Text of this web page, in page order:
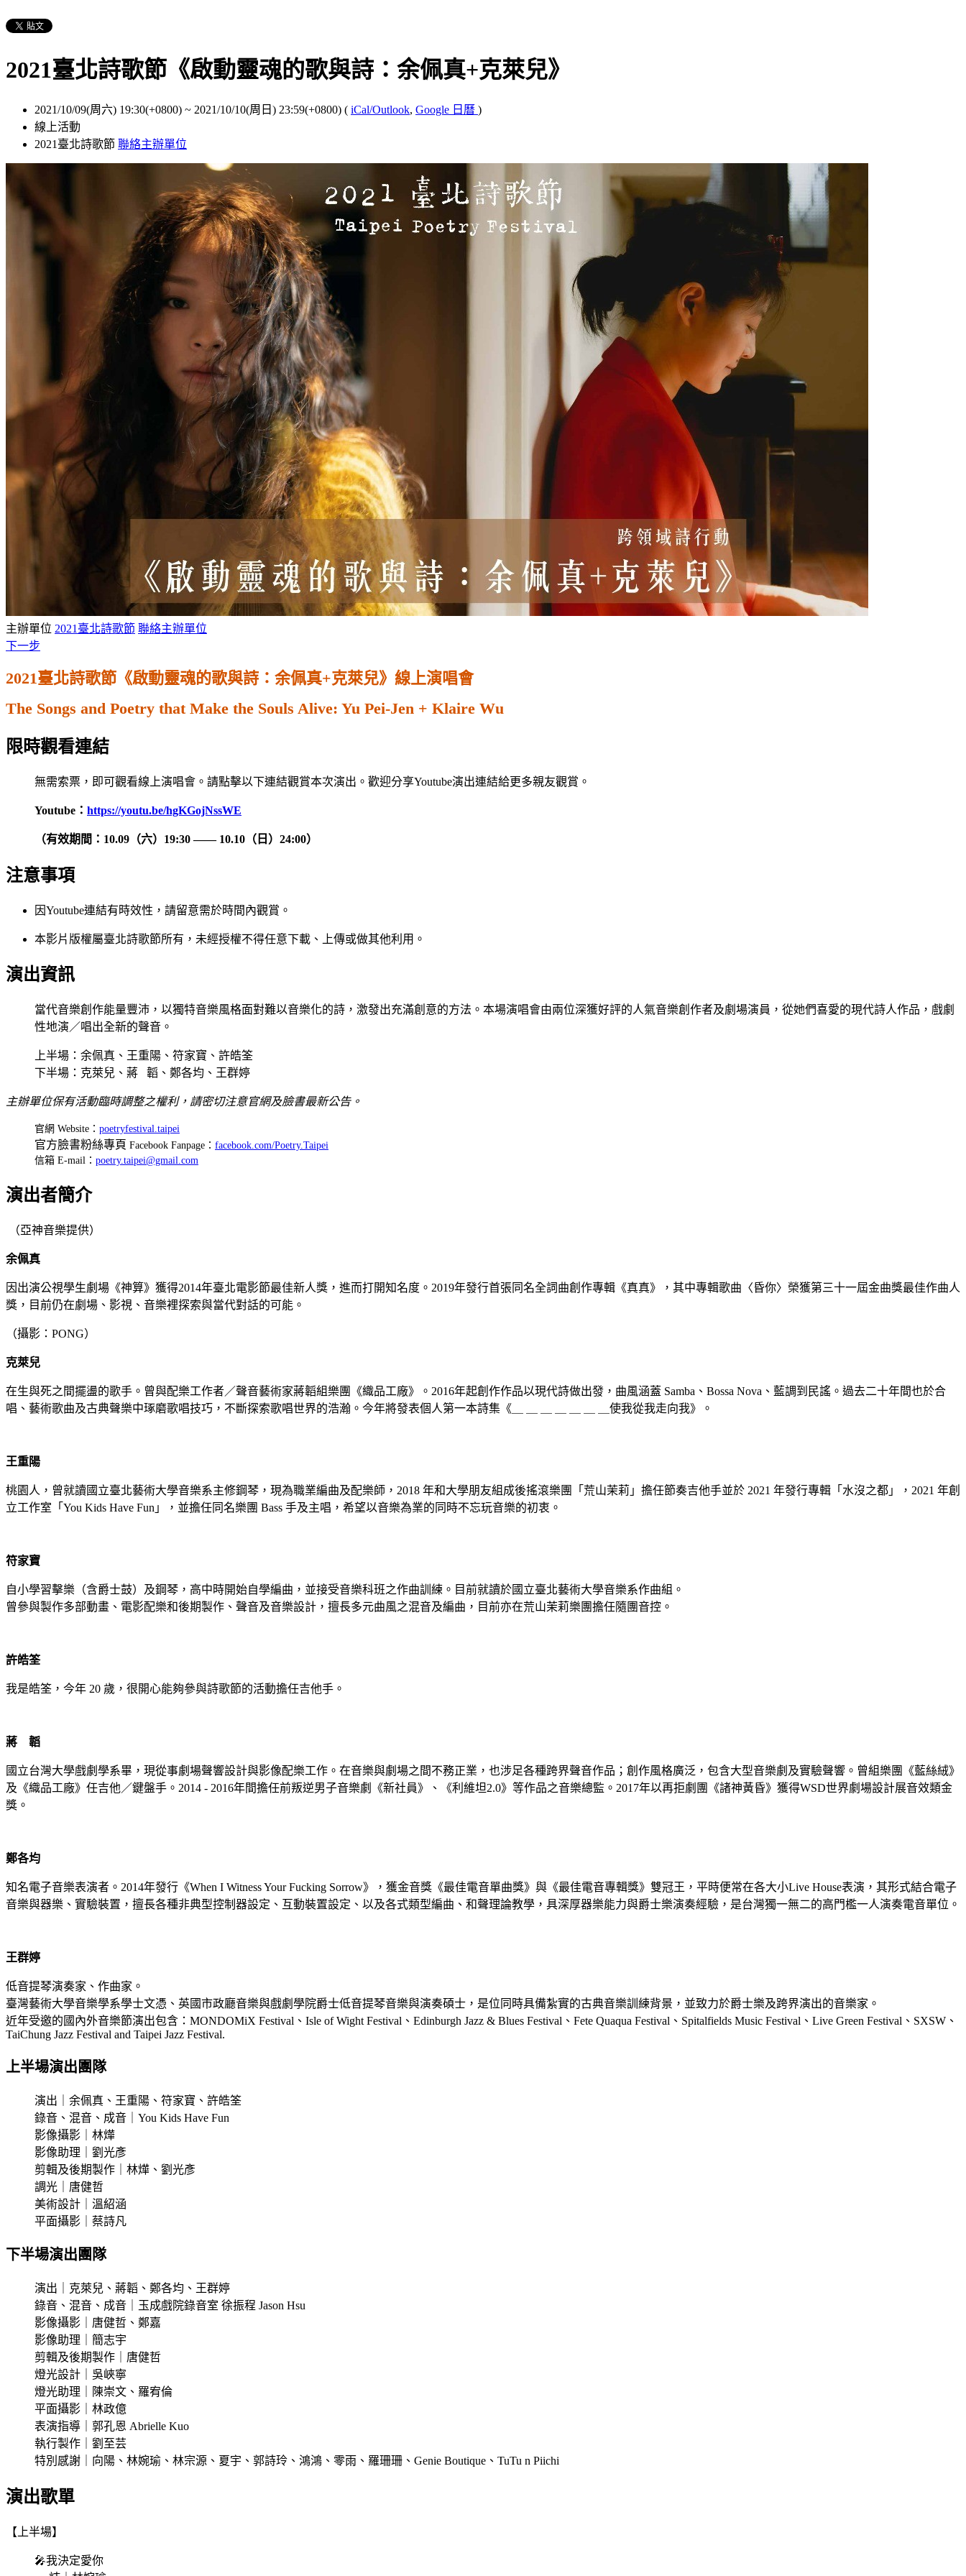
2021臺北詩歌節《啟動靈魂的歌與詩：余佩真+克萊兒》
2021/10/09(周六) 19:30(+0800) ~ 2021/10/10(周日) 23:59(+0800) ( iCal/Outlook, Google 日曆 )
線上活動
2021臺北詩歌節 聯絡主辦單位
主辦單位 2021臺北詩歌節 聯絡主辦單位
下一步
2021臺北詩歌節《啟動靈魂的歌與詩：余佩真+克萊兒》線上演唱會
The Songs and Poetry that Make the Souls Alive: Yu Pei-Jen + Klaire Wu
限時觀看連結
無需索票，即可觀看線上演唱會。請點擊以下連結觀賞本次演出。歡迎分享Youtube演出連結給更多親友觀賞。
Youtube： https://youtu.be/hgKGojNssWE
（有效期間：10.09（六）19:30 —— 10.10（日）24:00）
注意事項
因Youtube連結有時效性，請留意需於時間內觀賞。
本影片版權屬臺北詩歌節所有，未經授權不得任意下載、上傳或做其他利用。
演出資訊
當代音樂創作能量豐沛，以獨特音樂風格面對難以音樂化的詩，激發出充滿創意的方法。本場演唱會由兩位深獲好評的人氣音樂創作者及劇場演員，從她們喜愛的現代詩人作品，戲劇
性地演／唱出全新的聲音。
上半場：余佩真、王重陽、符家寶、許皓筌
下半場：克萊兒、蔣 韜、鄭各均、王群婷
主辦單位保有活動臨時調整之權利，請密切注意官網及臉書最新公告。
官網 Website： poetryfestival.taipei
官方臉書粉絲專頁 Facebook Fanpage： facebook.com/Poetry.Taipei
信箱 E-mail： poetry.taipei@gmail.com
演出者簡介
（亞神音樂提供）
余佩真
因出演公視學生劇場《神算》獲得2014年臺北電影節最佳新人獎，進而打開知名度。2019年發行首張同名全詞曲創作專輯《真真》，其中專輯歌曲〈昏你〉榮獲第三十一屆金曲獎最佳作曲人
獎，目前仍在劇場、影視、音樂裡探索與當代對話的可能。
（攝影：PONG）
克萊兒
在生與死之間擺盪的歌手。曾與配樂工作者／聲音藝術家蔣韜組樂團《織品工廠》。2016年起創作作品以現代詩做出發，曲風涵蓋 Samba、Bossa Nova、藍調到民謠。過去二十年間也於合
唱、藝術歌曲及古典聲樂中琢磨歌唱技巧，不斷探索歌唱世界的浩瀚。今年將發表個人第一本詩集《＿ ＿ ＿ ＿ ＿ ＿ ＿使我從我走向我》。
王重陽
桃園人，曾就讀國立臺北藝術大學音樂系主修鋼琴，現為職業編曲及配樂師，2018 年和大學朋友組成後搖滾樂團「荒山茉莉」擔任節奏吉他手並於 2021 年發行專輯「水沒之都」，2021 年創
立工作室「You Kids Have Fun」，並擔任同名樂團 Bass 手及主唱，希望以音樂為業的同時不忘玩音樂的初衷。
符家寶
自小學習擊樂（含爵士鼓）及鋼琴，高中時開始自學編曲，並接受音樂科班之作曲訓練。目前就讀於國立臺北藝術大學音樂系作曲組。
曾參與製作多部動畫、電影配樂和後期製作、聲音及音樂設計，擅長多元曲風之混音及編曲，目前亦在荒山茉莉樂團擔任隨團音控。
許皓筌
我是皓筌，今年 20 歲，很開心能夠參與詩歌節的活動擔任吉他手。
蔣 韜
國立台灣大學戲劇學系畢，現從事劇場聲響設計與影像配樂工作。在音樂與劇場之間不務正業，也涉足各種跨界聲音作品；創作風格廣泛，包含大型音樂劇及實驗聲響。曾組樂團《藍絲絨》
及《織品工廠》任吉他／鍵盤手。2014 - 2016年間擔任前叛逆男子音樂劇《新社員》、《利維坦2.0》等作品之音樂總監。2017年以再拒劇團《諸神黃昏》獲得WSD世界劇場設計展音效類金
獎。
鄭各均
知名電子音樂表演者。2014年發行《When I Witness Your Fucking Sorrow》，獲金音獎《最佳電音單曲獎》與《最佳電音專輯獎》雙冠王，平時便常在各大小Live House表演，其形式結合電子
音樂與器樂、實驗裝置，擅長各種非典型控制器設定、互動裝置設定、以及各式類型編曲、和聲理論教學，具深厚器樂能力與爵士樂演奏經驗，是台灣獨一無二的高門檻一人演奏電音單位。
王群婷
低音提琴演奏家、作曲家。
臺灣藝術大學音樂學系學士文憑、英國市政廳音樂與戲劇學院爵士低音提琴音樂與演奏碩士，是位同時具備紮實的古典音樂訓練背景，並致力於爵士樂及跨界演出的音樂家。
近年受邀的國內外音樂節演出包含：MONDOMiX Festival、Isle of Wight Festival、Edinburgh Jazz & Blues Festival、Fete Quaqua Festival、Spitalfields Music Festival、Live Green Festival、SXSW、
TaiChung Jazz Festival and Taipei Jazz Festival.
上半場演出團隊
演出｜余佩真、王重陽、符家寶、許皓筌
錄音、混音、成音｜You Kids Have Fun
影像攝影｜林燁
影像助理｜劉光彥
剪輯及後期製作｜林燁、劉光彥
調光｜唐健哲
美術設計｜溫紹涵
平面攝影｜蔡詩凡
下半場演出團隊
演出｜克萊兒、蔣韜、鄭各均、王群婷
錄音、混音、成音｜玉成戲院錄音室 徐振程 Jason Hsu
影像攝影｜唐健哲、鄭嘉
影像助理｜簡志宇
剪輯及後期製作｜唐健哲
燈光設計｜吳峽寧
燈光助理｜陳崇文、羅宥倫
平面攝影｜林政億
表演指導｜郭孔恩 Abrielle Kuo
執行製作｜劉至芸
特別感謝｜向陽、林婉瑜、林宗源、夏宇、郭詩玲、鴻鴻、零雨、羅珊珊、Genie Boutique、TuTu n Piichi
演出歌單
【上半場】
🎤我決定愛你